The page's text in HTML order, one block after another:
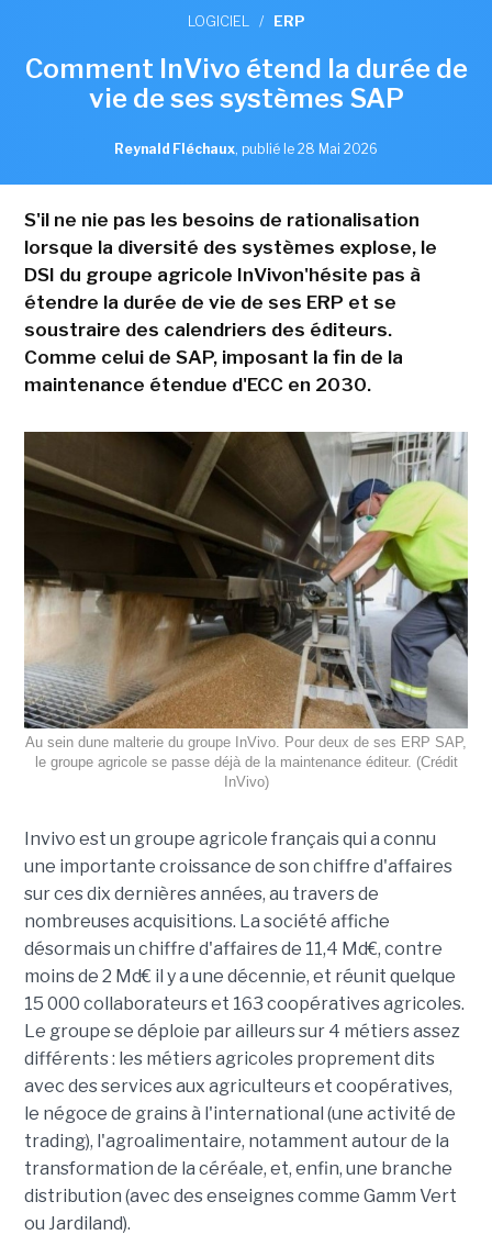
LOGICIEL / ERP
Comment InVivo étend la durée de
vie de ses systèmes SAP
Reynald Fléchaux, publié le 28 Mai 2026
S'il ne nie pas les besoins de rationalisation
lorsque la diversité des systèmes explose, le
DSI du groupe agricole InVivon'hésite pas à
étendre la durée de vie de ses ERP et se
soustraire des calendriers des éditeurs.
Comme celui de SAP, imposant la fin de la
maintenance étendue d'ECC en 2030.
Au sein dune malterie du groupe InVivo. Pour deux de ses ERP SAP,
le groupe agricole se passe déjà de la maintenance éditeur. (Crédit
InVivo)
Invivo est un groupe agricole français qui a connu
une importante croissance de son chiffre d'affaires
sur ces dix dernières années, au travers de
nombreuses acquisitions. La société affiche
désormais un chiffre d'affaires de 11,4 Md€, contre
moins de 2 Md€ il y a une décennie, et réunit quelque
15 000 collaborateurs et 163 coopératives agricoles.
Le groupe se déploie par ailleurs sur 4 métiers assez
différents : les métiers agricoles proprement dits
avec des services aux agriculteurs et coopératives,
le négoce de grains à l'international (une activité de
trading), l'agroalimentaire, notamment autour de la
transformation de la céréale, et, enfin, une branche
distribution (avec des enseignes comme Gamm Vert
ou Jardiland).